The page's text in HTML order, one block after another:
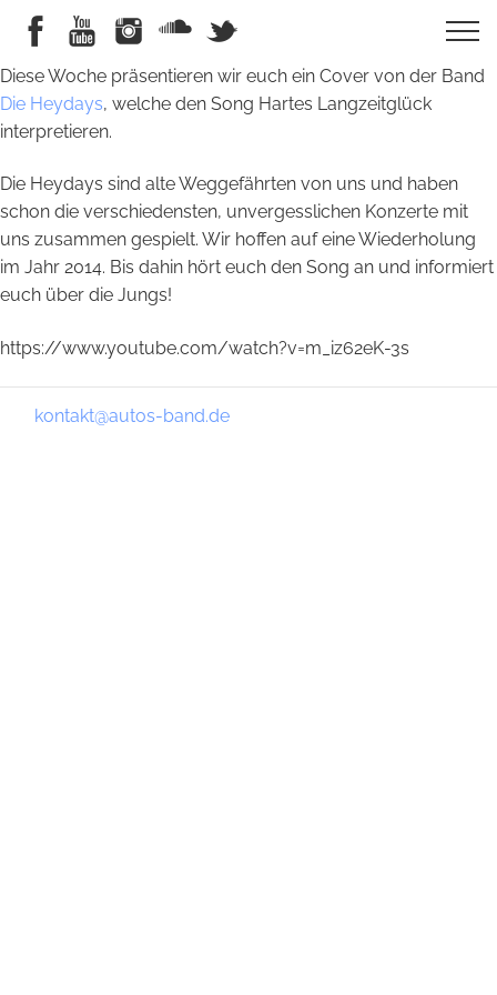
Diese Woche präsentieren wir euch ein Cover von der Band
Die Heydays, welche den Song Hartes Langzeitglück
interpretieren.
Die Heydays sind alte Weggefährten von uns und haben
schon die verschiedensten, unvergesslichen Konzerte mit
uns zusammen gespielt. Wir hoffen auf eine Wiederholung
im Jahr 2014. Bis dahin hört euch den Song an und informiert
euch über die Jungs!
https://www.youtube.com/watch?v=m_iz62eK-3s
kontakt@autos-band.de